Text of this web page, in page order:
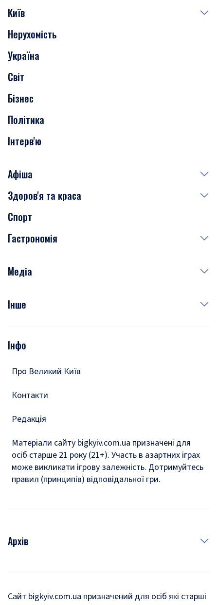
Київ
Події
Скандали
Нерухомість
Транспорт
Нерухомість
Україна
Світ
Бізнес
Політика
Інтерв'ю
Афіша
Сьогодні
Завтра
Субота
Здоров'я та краса
Медицина
Краса
Спорт
Гастрономія
Рецепти
Медіа
Фото
Подкасти
Інше
Тести
Інфо
Про Великий Київ
Контакти
Редакція
Матеріали сайту bigkyiv.com.ua призначені для
осіб старше 21 року (21+). Участь в азартних іграх
може викликати ігрову залежність. Дотримуйтесь
правил (принципів) відповідальної гри.
Архів
Сайт bigkyiv.com.ua призначений для осіб які старші